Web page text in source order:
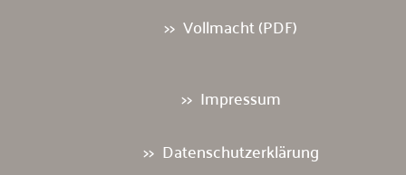
Vollmacht (PDF)
Impressum
Datenschutzerklärung